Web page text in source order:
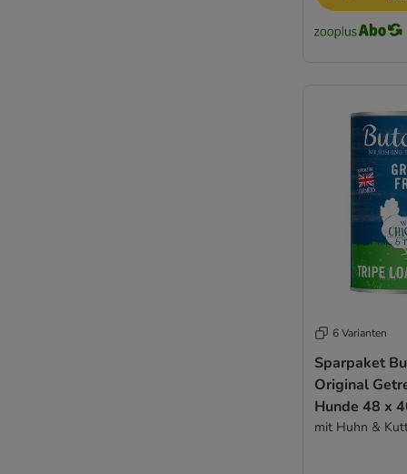
6 Varianten
Sparpaket
Original
Hunde 48 x
mit Huhn &